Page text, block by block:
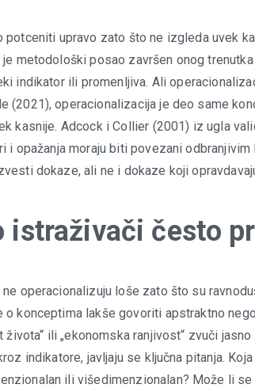
potceniti upravo zato što ne izgleda uvek
metodološki posao završen onog
indikator ili promenljiva. Ali
(2021), operacionalizacija je deo same
kasnije. Adcock i Collier (2001) iz ugla
i opažanja moraju biti povezani odbranjivim
dokaze, ali ne i dokaze koji
istraživači često
operacionalizuju loše zato što su
o konceptima lakše govoriti apstraktno
života“ ili „ekonomska ranjivost“ zvuči
indikatore, javljaju se ključna pitanja.
ili višedimenzionalan? Može li